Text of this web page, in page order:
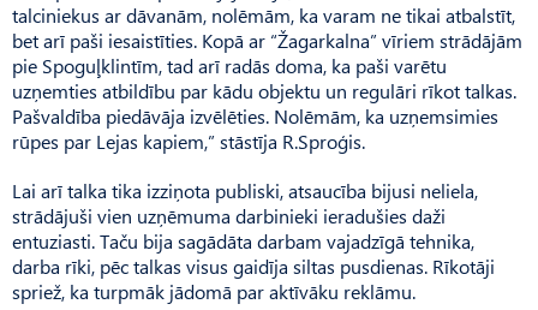
talciniekus ar dāvanām, nolēmām, ka varam ne tikai atbalstīt,
bet arī paši iesaistīties. Kopā ar “Žagarkalna” vīriem strādājām
pie Spoguļklintīm, tad arī radās doma, ka paši varētu
uzņemties atbildību par kādu objektu un regulāri rīkot talkas.
Pašvaldība piedāvāja izvēlēties. Nolēmām, ka uzņemsimies
rūpes par Lejas kapiem,” stāstīja R.Sproģis.
Lai arī talka tika izziņota publiski, atsaucība bijusi neliela,
strādājuši vien uzņēmuma darbinieki ieradušies daži
entuziasti. Taču bija sagādāta darbam vajadzīgā tehnika,
darba rīki, pēc talkas visus gaidīja siltas pusdienas. Rīkotāji
spriež, ka turpmāk jādomā par aktīvāku reklāmu.